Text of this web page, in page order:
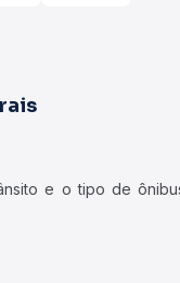
e o tipo de